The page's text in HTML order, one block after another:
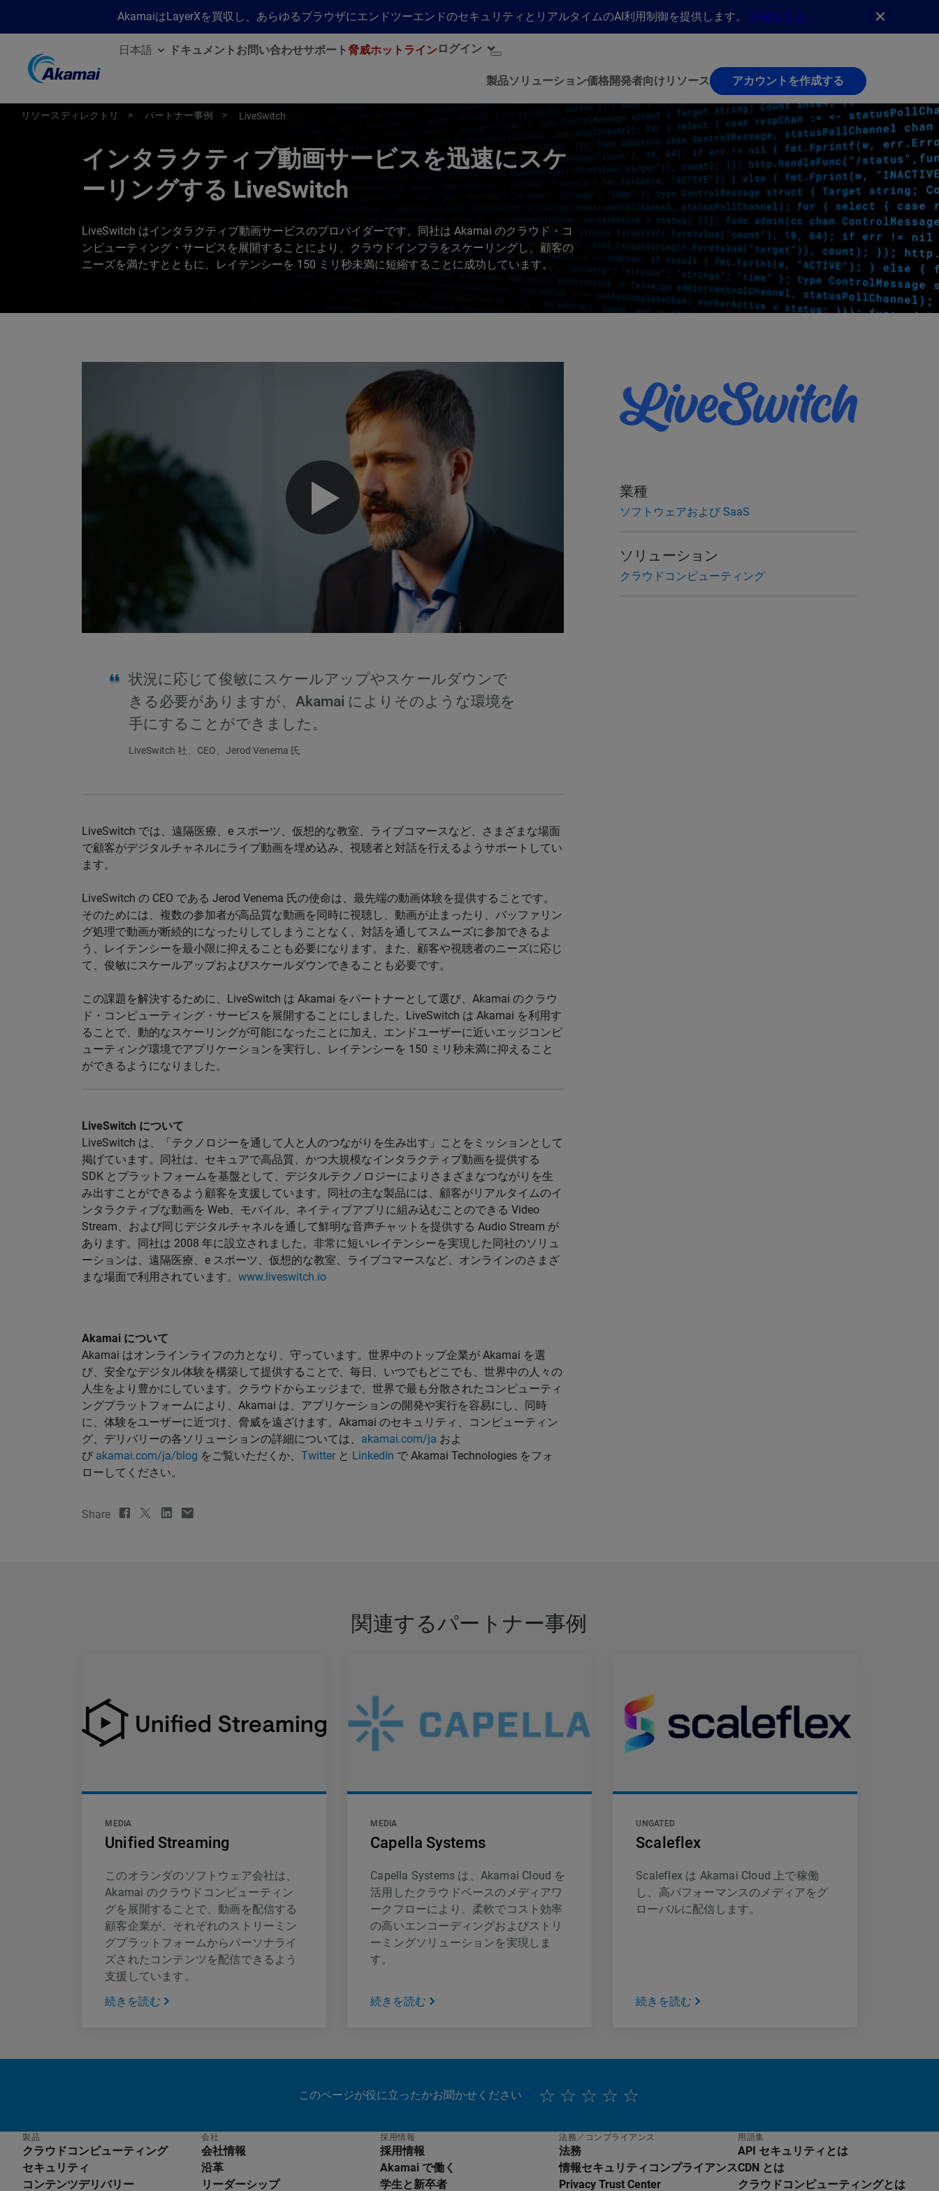
AkamaiはLayerXを買収し、あらゆるブラウザにエンドツーエンドのセキュリティとリアルタイムのAI利用制御を提供します。 詳細を見る
日本語 ドキュメント お問い合わせサポート脅威ホットライン ログイン
製品ソリューション価格開発者向け リソース アカウントを作成する
リソースディレクトリ パートナー事例 LiveSwitch
インタラクティブ動画サービスを迅速にスケ
ーリングする LiveSwitch
LiveSwitch はインタラクティブ動画サービスのプロバイダーです。同社は Akamai のクラウド・コ
ンピューティング・サービスを展開することにより、クラウドインフラをスケーリングし、顧客の
ニーズを満たすとともに、レイテンシーを 150 ミリ秒未満に短縮することに成功しています。
状況に応じて俊敏にスケールアップやスケールダウンで
きる必要がありますが、Akamai によりそのような環境を
手にすることができました。
LiveSwitch 社、CEO、Jerod Venema 氏
LiveSwitch では、遠隔医療、e スポーツ、仮想的な教室、ライブコマースなど、さまざまな場面
で顧客がデジタルチャネルにライブ動画を埋め込み、視聴者と対話を行えるようサポートしてい
ます。
LiveSwitch の CEO である Jerod Venema 氏の使命は、最先端の動画体験を提供することです。
そのためには、複数の参加者が高品質な動画を同時に視聴し、動画が止まったり、バッファリン
グ処理で動画が断続的になったりしてしまうことなく、対話を通してスムーズに参加できるよ
う、レイテンシーを最小限に抑えることも必要になります。また、顧客や視聴者のニーズに応じ
て、俊敏にスケールアップおよびスケールダウンできることも必要です。
この課題を解決するために、LiveSwitch は Akamai をパートナーとして選び、Akamai のクラウ
ド・コンピューティング・サービスを展開することにしました。LiveSwitch は Akamai を利用す
ることで、動的なスケーリングが可能になったことに加え、エンドユーザーに近いエッジコンピ
ューティング環境でアプリケーションを実行し、レイテンシーを 150 ミリ秒未満に抑えること
ができるようになりました。
LiveSwitch について
LiveSwitch は、「テクノロジーを通して人と人のつながりを生み出す」ことをミッションとして
掲げています。同社は、セキュアで高品質、かつ大規模なインタラクティブ動画を提供する
SDK とプラットフォームを基盤として、デジタルテクノロジーによりさまざまなつながりを生
み出すことができるよう顧客を支援しています。同社の主な製品には、顧客がリアルタイムのイ
ンタラクティブな動画を Web、モバイル、ネイティブアプリに組み込むことのできる Video
Stream、および同じデジタルチャネルを通して鮮明な音声チャットを提供する Audio Stream が
あります。同社は 2008 年に設立されました。非常に短いレイテンシーを実現した同社のソリュ
ーションは、遠隔医療、e スポーツ、仮想的な教室、ライブコマースなど、オンラインのさまざ
まな場面で利用されています。 www.liveswitch.io
Akamai について
Akamai はオンラインライフの力となり、守っています。世界中のトップ企業が Akamai を選
び、安全なデジタル体験を構築して提供することで、毎日、いつでもどこでも、世界中の人々の
人生をより豊かにしています。クラウドからエッジまで、世界で最も分散されたコンピューティ
ングプラットフォームにより、Akamai は、アプリケーションの開発や実行を容易にし、同時
に、体験をユーザーに近づけ、脅威を遠ざけます。Akamai のセキュリティ、コンピューティン
グ、デリバリーの各ソリューションの詳細については、 akamai.com/ja およ
び akamai.com/ja/blog をご覧いただくか、 Twitter と LinkedIn で Akamai Technologies をフォ
ローしてください。
Share
業種
ソフトウェアおよび SaaS
ソリューション
クラウドコンピューティング
関連するパートナー事例
MEDIA
Unified Streaming
このオランダのソフトウェア会社は、
Akamai のクラウドコンピューティン
グを展開することで、動画を配信する
顧客企業が、それぞれのストリーミン
グプラットフォームからパーソナライ
ズされたコンテンツを配信できるよう
支援しています。
続きを読む
MEDIA
Capella Systems
Capella Systems は、Akamai Cloud を
活用したクラウドベースのメディアワ
ークフローにより、柔軟でコスト効率
の高いエンコーディングおよびストリ
ーミングソリューションを実現しま
す。
続きを読む
UNGATED
Scaleflex
Scaleflex は Akamai Cloud 上で稼働
し、高パフォーマンスのメディアをグ
ローバルに配信します。
続きを読む
このページが役に立ったかお聞かせください
製品
クラウドコンピューティング
セキュリティ
コンテンツデリバリー
会社
会社情報
沿革
リーダーシップ
採用情報
採用情報
Akamai で働く
学生と新卒者
法務／コンプライアンス
法務
情報セキュリティコンプライアンス
Privacy Trust Center
用語集
API セキュリティとは
CDN とは
クラウドコンピューティングとは